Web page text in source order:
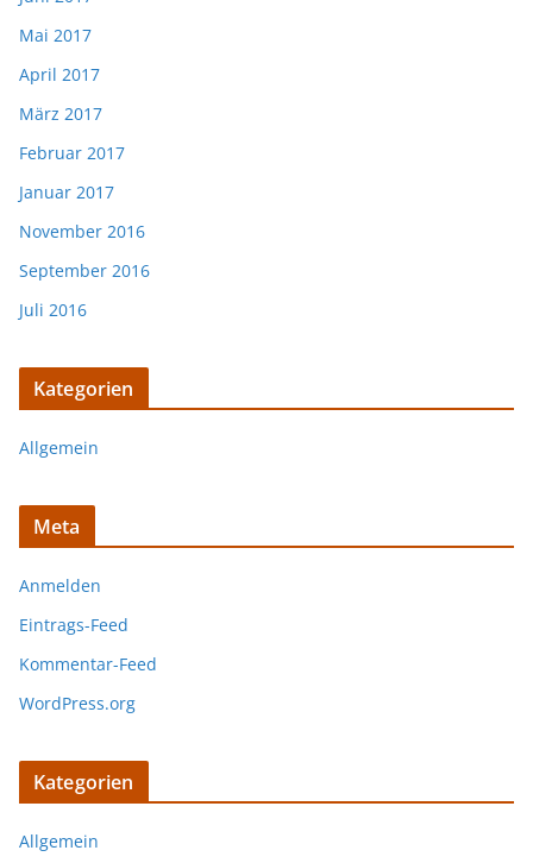
Mai 2017
April 2017
März 2017
Februar 2017
Januar 2017
November 2016
September 2016
Juli 2016
Kategorien
Allgemein
Meta
Anmelden
Eintrags-Feed
Kommentar-Feed
WordPress.org
Kategorien
Allgemein